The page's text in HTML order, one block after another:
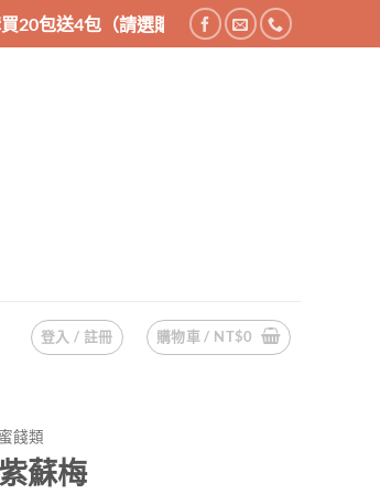
24件商品），200元商品購買10包送2包（請
登入 / 註冊 購物車 / NT$0
蜜餞類
紫蘇梅